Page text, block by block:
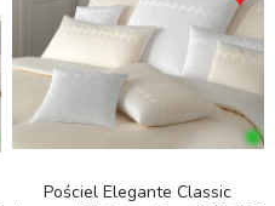
Pościel Elegante Classic